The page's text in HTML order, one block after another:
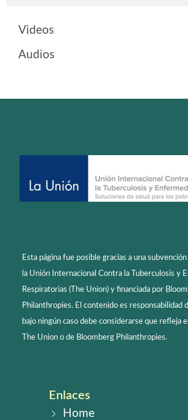
Videos
Audios
Esta página fue posible gracias a una
la Unión Internacional Contra la Tuberculosis y
Respiratorias (The Union) y financiada por
Philanthropies. El contenido es responsabilidad
bajo ningún caso debe considerarse que refleja
The Union o de Bloomberg Philanthropies.
Enlaces
Home